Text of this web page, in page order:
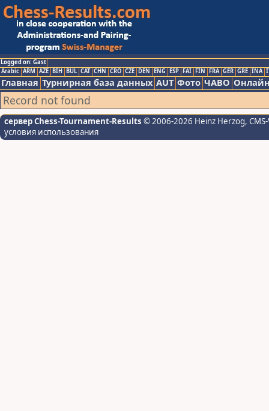
Logged on: Gast
Arabic ARM AZE BIH BUL CAT CHN CRO CZE DEN ENG ESP FAI FIN FRA GER GRE INA
Главная Турнирная база данных AUT Фото ЧАВО
Record not found
сервер Chess-Tournament-Results © 2006-2026 Heinz Herzog,
условия использования